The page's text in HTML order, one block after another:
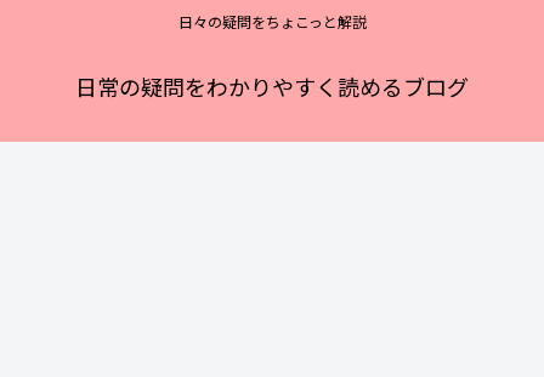
日々の疑問をちょこっと解説
日常の疑問をわかりやすく読めるブログ